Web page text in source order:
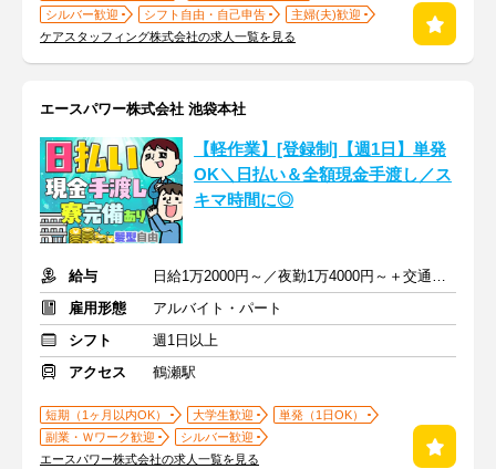
シルバー歓迎
シフト自由・自己申告
主婦(夫)歓迎
ケアスタッフィング株式会社の求人一覧を見る
エースパワー株式会社 池袋本社
【軽作業】[登録制]【週1日】単発
OK＼日払い＆全額現金手渡し／ス
キマ時間に◎
給与
日給1万2000円～／夜勤1万4000円～＋交通費＋各種手当
雇用形態
アルバイト・パート
シフト
週1日以上
アクセス
鶴瀬駅
短期（1ヶ月以内OK） 大学生歓迎
単発（1日OK）
副業・Ｗワーク歓迎
シルバー歓迎
エースパワー株式会社の求人一覧を見る